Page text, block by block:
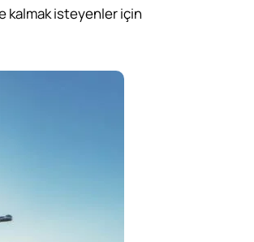
kalmak isteyenler için